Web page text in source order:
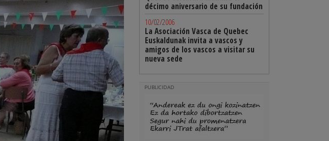
décimo aniversario de su fundación
10/02/2006
La Asociación Vasca de Quebec
Euskaldunak invita a vascos y
amigos de los vascos a visitar su
nueva sede
PUBLICIDAD